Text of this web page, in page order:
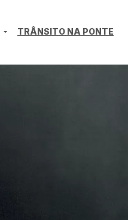
TRÂNSITO NA PONTE